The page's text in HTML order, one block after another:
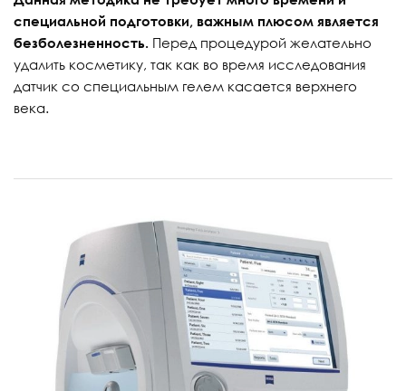
специальной подготовки, важным плюсом является
безболезненность. Перед процедурой желательно
удалить косметику, так как во время исследования
датчик со специальным гелем касается верхнего
века.